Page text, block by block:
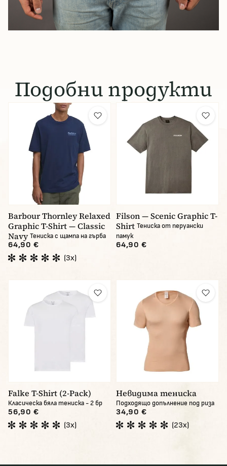
Подобни продукти
Barbour Thornley Relaxed
Graphic T-Shirt — Classic
Navy Тениска с щампа на гърба
64,90 €
(3x)
Filson — Scenic Graphic T-
Shirt Тениска от перуански
памук
64,90 €
Falke T-Shirt (2-Pack)
Класическа бяла тениска - 2 бр
56,90 €
(3x)
Невидима тениска
Подходящо допълнение под риза
34,90 €
(23x)